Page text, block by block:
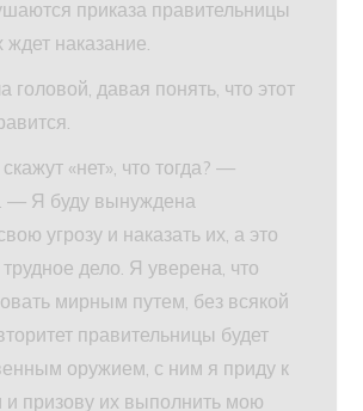
приказа правительницы
наказание.
головой, давая понять, что этот
«нет», что тогда? —
— Я буду вынуждена
угрозу и наказать их, а это
дело. Я уверена, что
мирным путем, без всякой
правительницы будет
оружием, с ним я приду к
и призову их выполнить мою